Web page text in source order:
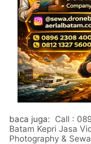
baca juga: Call :
Batam Kepri Jasa
Photography &